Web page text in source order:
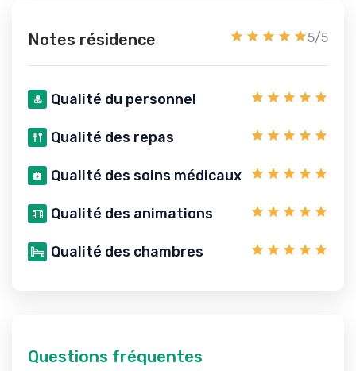
Notes résidence 5/5
Qualité du personnel
Qualité des repas
Qualité des soins médicaux
Qualité des animations
Qualité des chambres
Questions fréquentes